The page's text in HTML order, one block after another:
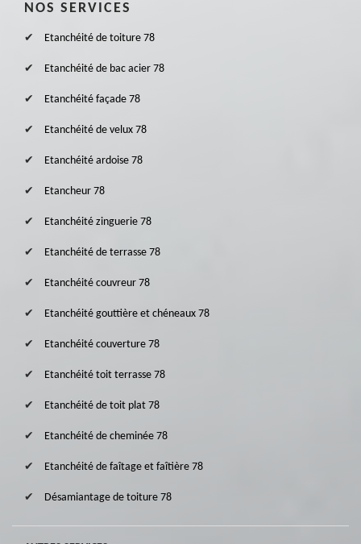
NOS SERVICES
Etanchéité de toiture 78
Etanchéité de bac acier 78
Etanchéité façade 78
Etanchéité de velux 78
Etanchéité ardoise 78
Etancheur 78
Etanchéité zinguerie 78
Etanchéité de terrasse 78
Etanchéité couvreur 78
Etanchéité gouttière et chéneaux 78
Etanchéité couverture 78
Etanchéité toit terrasse 78
Etanchéité de toit plat 78
Etanchéité de cheminée 78
Etanchéité de faîtage et faîtière 78
Désamiantage de toiture 78